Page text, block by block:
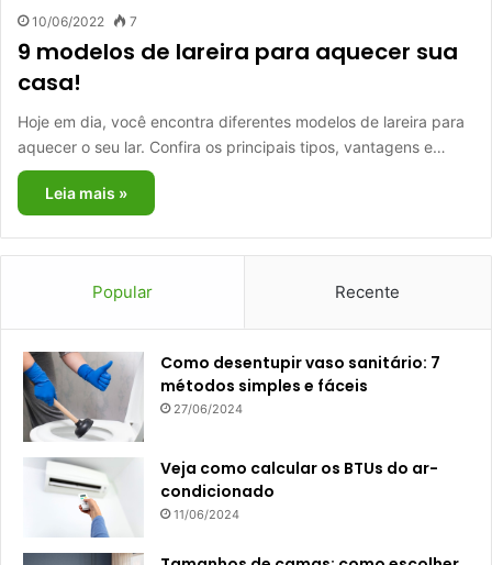
10/06/2022 7
9 modelos de lareira para aquecer sua
casa!
Hoje em dia, você encontra diferentes modelos de lareira para
aquecer o seu lar. Confira os principais tipos, vantagens e…
Leia mais »
Popular Recente
Como desentupir vaso sanitário: 7
métodos simples e fáceis
27/06/2024
Veja como calcular os BTUs do ar-
condicionado
11/06/2024